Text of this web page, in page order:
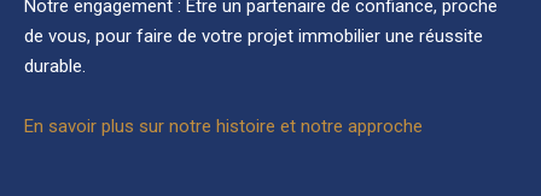
Notre engagement : Etre un partenaire de confiance, proche
de vous, pour faire de votre projet immobilier une réussite
durable.
En savoir plus sur notre histoire et notre approche